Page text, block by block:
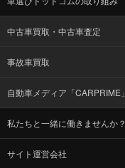
中古車買取・中古車査定
事故車買取
自動車メディア「CARPRIME」
私たちと一緒に働きませんか？
サイト運営会社